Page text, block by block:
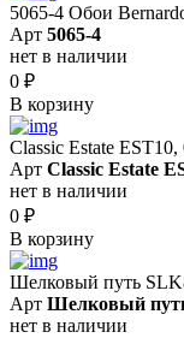
5065-4 Обои
Арт 5065-4
нет в наличии
0 ₽
В корзину
Classic Estate
Арт Classic Estate
нет в наличии
0 ₽
В корзину
Шелковый путь
Арт Шелковый
нет в наличии